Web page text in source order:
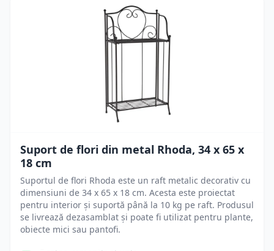
Suport de flori din metal Rhoda, 34 x 65 x
18 cm
Suportul de flori Rhoda este un raft metalic decorativ cu
dimensiuni de 34 x 65 x 18 cm. Acesta este proiectat
pentru interior și suportă până la 10 kg pe raft. Produsul
se livrează dezasamblat și poate fi utilizat pentru plante,
obiecte mici sau pantofi.